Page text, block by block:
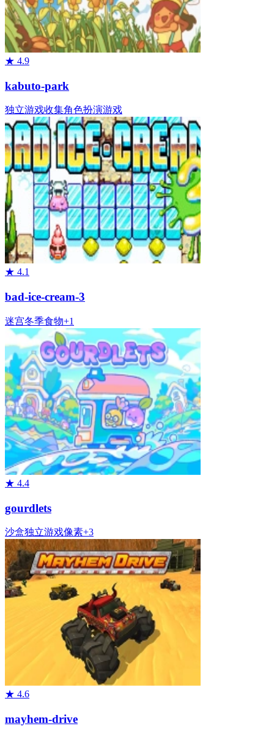
★ 4.9
kabuto-park
独立游戏收集角色扮演游戏
★ 4.1
bad-ice-cream-3
迷宫冬季食物+1
★ 4.4
gourdlets
沙盒独立游戏像素+3
★ 4.6
mayhem-drive